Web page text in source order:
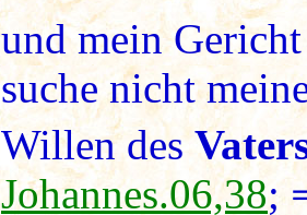
und mein
suche nicht
Willen des
Johannes.06,38;